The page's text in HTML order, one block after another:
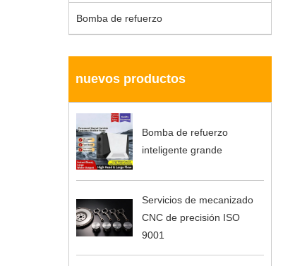
Bomba de refuerzo
nuevos productos
Bomba de refuerzo
inteligente grande
Servicios de mecanizado
CNC de precisión ISO
9001